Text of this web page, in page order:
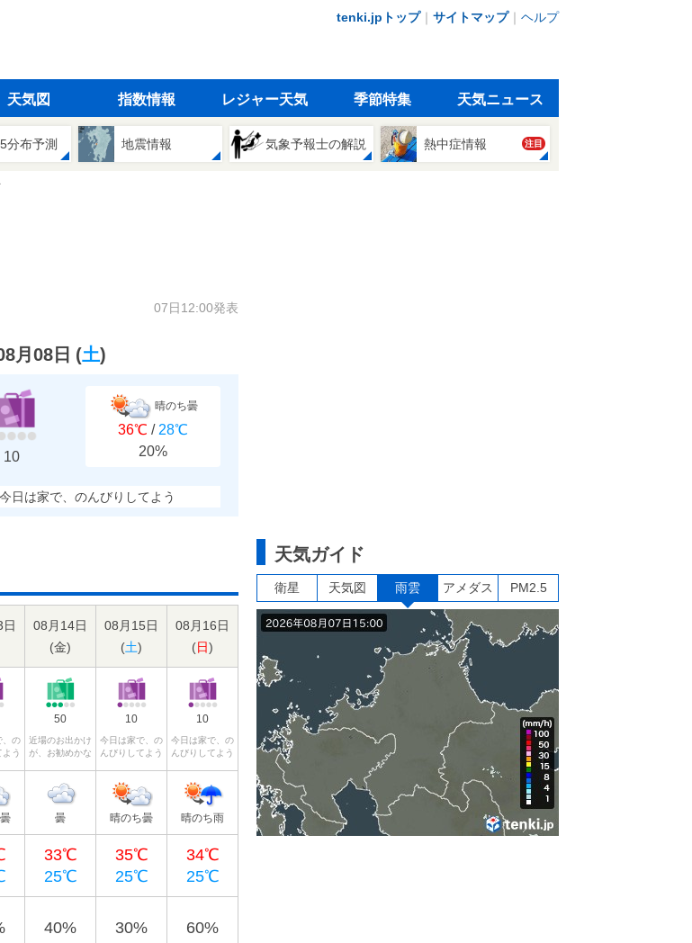
tenki.jpトップ｜ サイトマップ｜ ヘルプ
天気図 指数情報 レジャー天気 季節特集 天気ニュース
分布予測 地震情報 気象予報士の解説 熱中症情報 注目
07日12:00発表
月08日 (土)
10
晴のち曇
36℃ / 28℃
20%
今日は家で、のんびりしてよう
08月14日
(金)
08月15日
(土)
08月16日
(日)
、の
よう
50
近場のお出かけ
が、お勧めかな
10
今日は家で、の
んびりしてよう
10
今日は家で、の
んびりしてよう
曇 晴のち曇 晴のち雨
33℃
25℃
35℃
25℃
34℃
25℃
40% 30% 60%
天気ガイド
衛星 天気図 雨雲 アメダス PM2.5